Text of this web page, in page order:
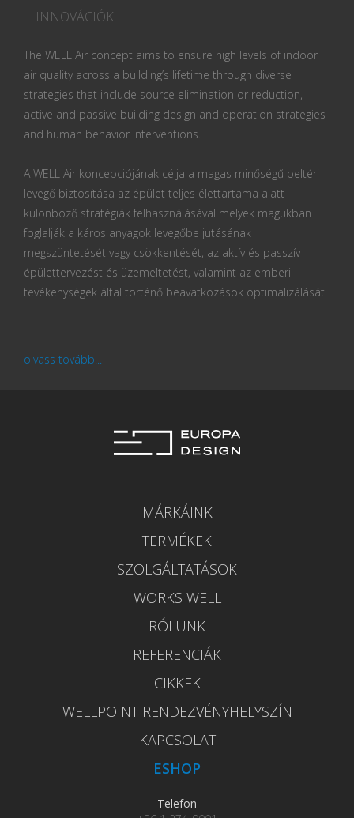
INNOVÁCIÓK
The WELL Air concept aims to ensure high levels of indoor
air quality across a building’s lifetime through diverse
strategies that include source elimination or reduction,
active and passive building design and operation strategies
and human behavior interventions.
A WELL Air koncepciójának célja a magas minőségű beltéri
levegő biztosítása az épület teljes élettartama alatt
különböző stratégiák felhasználásával melyek magukban
foglalják a káros anyagok levegőbe jutásának
megszüntetését vagy csökkentését, az aktív és passzív
épülettervezést és üzemeltetést, valamint az emberi
tevékenységek által történő beavatkozások optimalizálását.
olvass tovább...
MÁRKÁINK
TERMÉKEK
SZOLGÁLTATÁSOK
WORKS WELL
RÓLUNK
REFERENCIÁK
CIKKEK
WELLPOINT RENDEZVÉNYHELYSZÍN
KAPCSOLAT
ESHOP
Telefon